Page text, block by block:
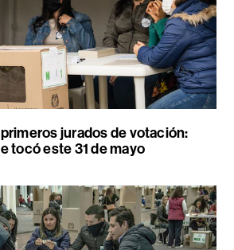
primeros jurados de votación:
tocó este 31 de mayo